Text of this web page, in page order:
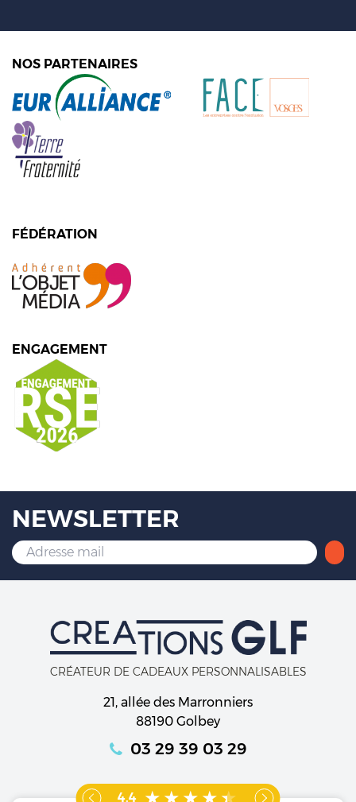
NOS PARTENAIRES
FÉDÉRATION
ENGAGEMENT
NEWSLETTER
CRÉATEUR DE CADEAUX PERSONNALISABLES
21, allée des Marronniers
88190 Golbey
03 29 39 03 29
4.4